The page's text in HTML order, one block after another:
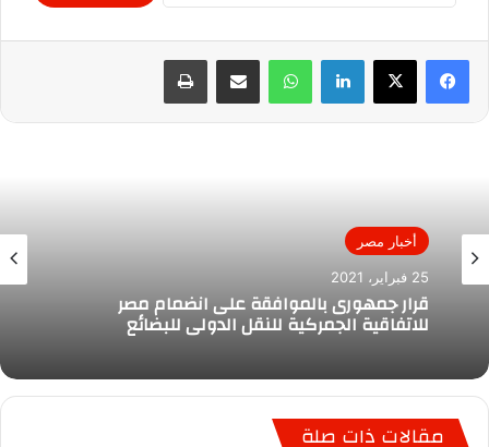
لينكدإن واتساب مشاركة عبر البريد طباعة
أخبار مصر
25 فبراير، 2021
قرار جمهورى بالموافقة على انضمام مصر
للاتفاقية الجمركية للنقل الدولى للبضائع
مقالات ذات صلة